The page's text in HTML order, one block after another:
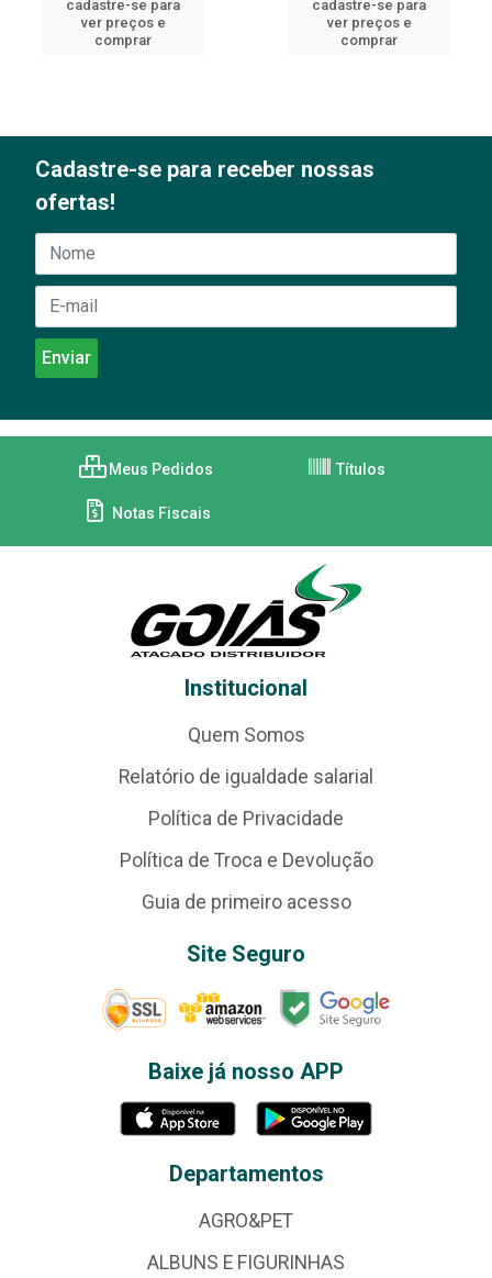
cadastre-se para
ver preços e
comprar
cadastre-se para
ver preços e
comprar
Cadastre-se para receber nossas
ofertas!
Meus Pedidos Títulos
Notas Fiscais
Institucional
Quem Somos
Relatório de igualdade salarial
Política de Privacidade
Política de Troca e Devolução
Guia de primeiro acesso
Site Seguro
Baixe já nosso APP
Departamentos
AGRO&PET
ALBUNS E FIGURINHAS